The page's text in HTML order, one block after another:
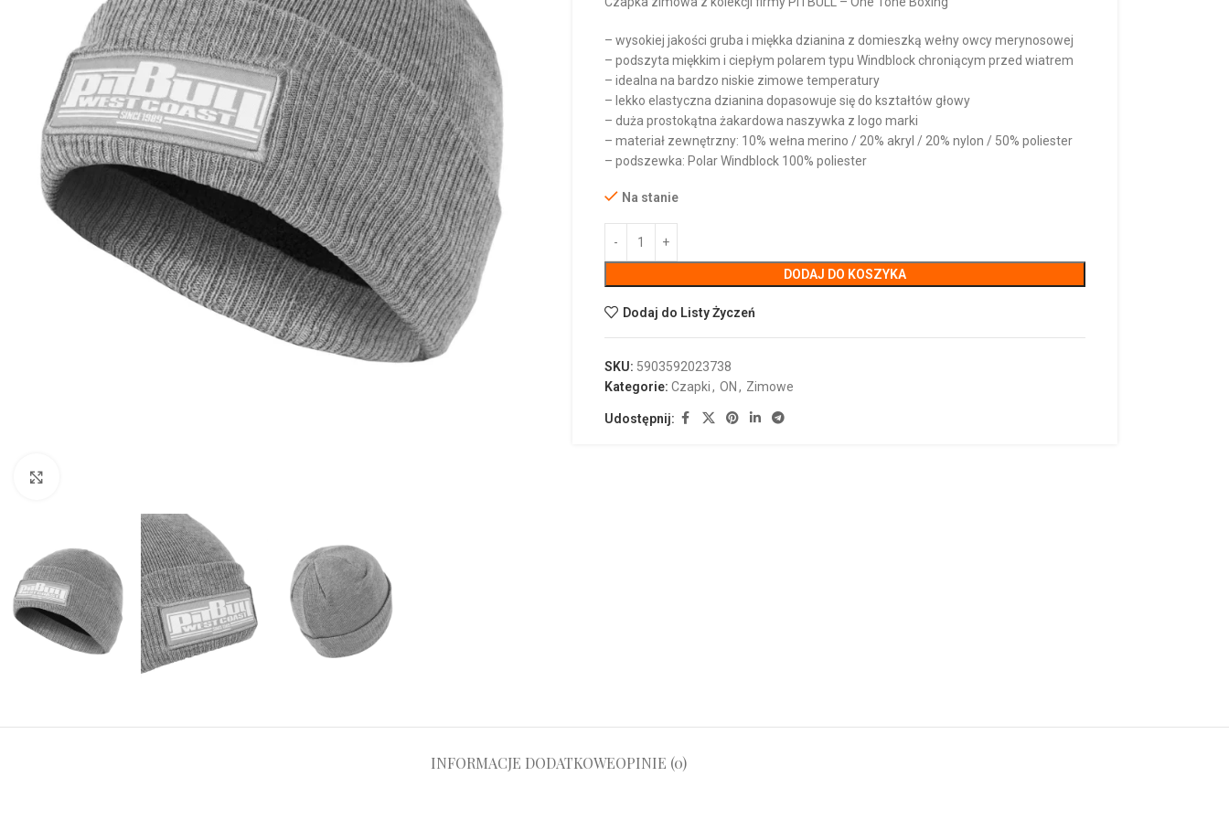
– wysokiej jakości gruba i miękka dzianina z domieszką wełny owcy merynosowej
– podszyta miękkim i ciepłym polarem typu Windblock chroniącym przed wiatrem
– idealna na bardzo niskie zimowe temperatury
– lekko elastyczna dzianina dopasowuje się do kształtów głowy
– duża prostokątna żakardowa naszywka z logo marki
– materiał zewnętrzny: 10% wełna merino / 20% akryl / 20% nylon / 50% poliester
– podszewka: Polar Windblock 100% poliester
Na stanie
DODAJ DO KOSZYKA
Dodaj do Listy Życzeń
SKU: 5903592023738
Kategorie: Czapki, ON , Zimowe
Udostępnij:
INFORMACJE DODATKOWEOPINIE (0)